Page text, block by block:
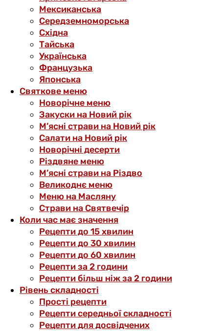
Мексиканська
Середземноморська
Східна
Тайська
Українська
Французька
Японська
Святкове меню
Новорічне меню
Закуски на Новий рік
М’ясні страви на Новий рік
Салати на Новий рік
Новорічні десерти
Різдвяне меню
М’ясні страви на Різдво
Великоднє меню
Меню на Масляну
Страви на Святвечір
Коли час має значення
Рецепти до 15 хвилин
Рецепти до 30 хвилин
Рецепти до 60 хвилин
Рецепти за 2 години
Рецепти більш ніж за 2 години
Рівень складності
Прості рецепти
Рецепти середньої складності
Рецепти для досвідчених